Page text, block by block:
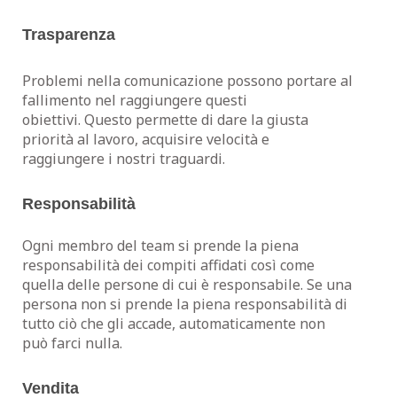
Trasparenza
Problemi nella comunicazione possono portare al
fallimento nel raggiungere questi
obiettivi. Questo permette di dare la giusta
priorità al lavoro, acquisire velocità e
raggiungere i nostri traguardi.
Responsabilità
Ogni membro del team si prende la piena
responsabilità dei compiti affidati così come
quella delle persone di cui è responsabile. Se una
persona non si prende la piena responsabilità di
tutto ciò che gli accade, automaticamente non
può farci nulla.
Vendita